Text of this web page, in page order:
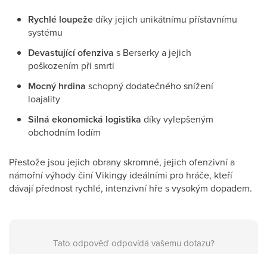
Rychlé loupežedíky jejich unikátnímu přístavnímu
systému
Devastující ofenziva s Berserky a jejich
poškozením při smrti
Mocný hrdina schopný dodatečného snížení
loajality
Silná ekonomická logistika díky vylepšeným
obchodním lodím
Přestože jsou jejich obrany skromné, jejich ofenzivní a
námořní výhody činí Vikingy ideálními pro hráče, kteří
dávají přednost rychlé, intenzivní hře s vysokým dopadem.
Tato odpověď odpovídá vašemu dotazu?